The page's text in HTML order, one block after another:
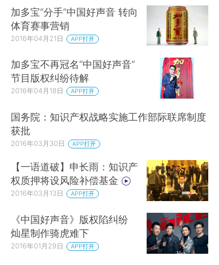
加多宝“分手”中国好声音 转向
体育赛事营销
2016年04月21日 APP打开
加多宝不再冠名“中国好声音”
节目版权纠纷待解
2016年04月18日 APP打开
国务院：知识产权战略实施工作部际联席制度
获批
2016年03月30日 APP打开
【一语道破】申长雨：知识产
权质押将设风险补偿基金
2016年03月13日 APP打开
《中国好声音》版权陷纠纷
灿星制作骑虎难下
2016年01月29日 APP打开